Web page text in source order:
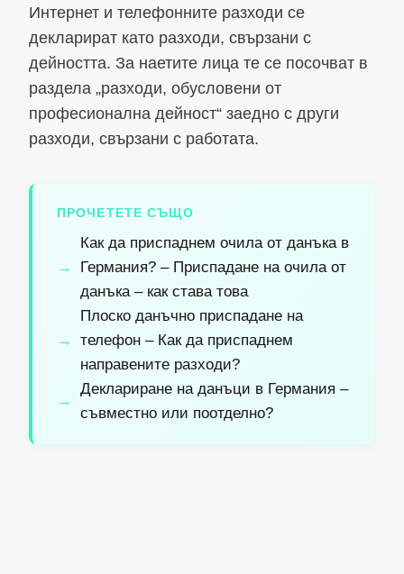
Интернет и телефонните разходи се
декларират като разходи, свързани с
дейността. За наетите лица те се посочват в
раздела „разходи, обусловени от
професионална дейност“ заедно с други
разходи, свързани с работата.
ПРОЧЕТЕТЕ СЪЩО
Как да приспаднем очила от данъка в
Германия? – Приспадане на очила от
данъка – как става това
Плоско данъчно приспадане на
телефон – Как да приспаднем
направените разходи?
Деклариране на данъци в Германия –
съвместно или поотделно?